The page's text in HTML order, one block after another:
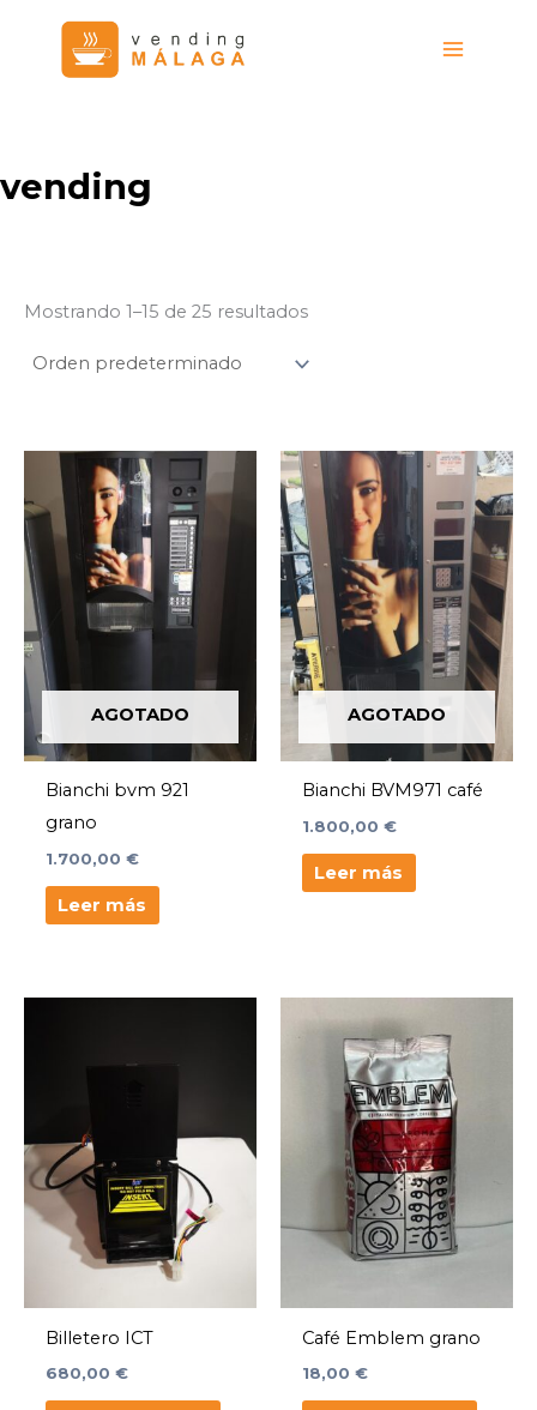
contenido
vending
Mostrando 1–15 de 25 resultados
AGOTADO
Bianchi bvm 921
grano
1.700,00 €
Leer más
AGOTADO
Bianchi BVM971 café
1.800,00 €
Leer más
Billetero ICT
680,00 €
Café Emblem grano
18,00 €